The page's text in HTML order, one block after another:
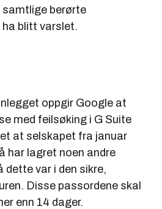
samtlige berørte
blitt varslet.
oppgir Google at
med feilsøking i G Suite
at selskapet fra januar
har lagret noen andre
dette var i den sikre,
Disse passordene skal
enn 14 dager.